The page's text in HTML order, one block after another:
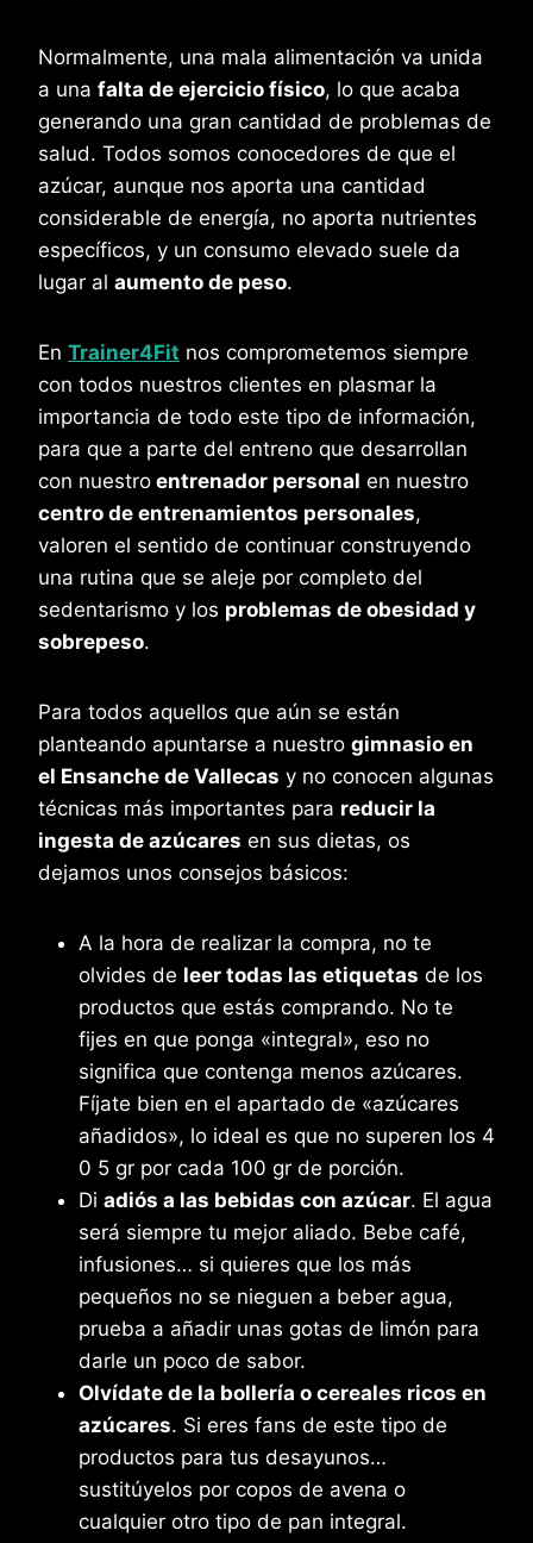
Normalmente, una mala alimentación va unida
a una falta de ejercicio físico, lo que acaba
generando una gran cantidad de problemas de
salud. Todos somos conocedores de que el
azúcar, aunque nos aporta una cantidad
considerable de energía, no aporta nutrientes
específicos, y un consumo elevado suele da
lugar al aumento de peso.
En Trainer4Fit nos comprometemos siempre
con todos nuestros clientes en plasmar la
importancia de todo este tipo de información,
para que a parte del entreno que desarrollan
con nuestro entrenador personal en nuestro
centro de entrenamientos personales,
valoren el sentido de continuar construyendo
una rutina que se aleje por completo del
sedentarismo y los problemas de obesidad y
sobrepeso.
Para todos aquellos que aún se están
planteando apuntarse a nuestro gimnasio en
el Ensanche de Vallecas y no conocen algunas
técnicas más importantes para reducir la
ingesta de azúcares en sus dietas, os
dejamos unos consejos básicos:
A la hora de realizar la compra, no te
olvides de leer todas las etiquetas de los
productos que estás comprando. No te
fijes en que ponga «integral», eso no
significa que contenga menos azúcares.
Fíjate bien en el apartado de «azúcares
añadidos», lo ideal es que no superen los 4
0 5 gr por cada 100 gr de porción.
Di adiós a las bebidas con azúcar. El agua
será siempre tu mejor aliado. Bebe café,
infusiones… si quieres que los más
pequeños no se nieguen a beber agua,
prueba a añadir unas gotas de limón para
darle un poco de sabor.
Olvídate de la bollería o cereales ricos en
azúcares. Si eres fans de este tipo de
productos para tus desayunos…
sustitúyelos por copos de avena o
cualquier otro tipo de pan integral.